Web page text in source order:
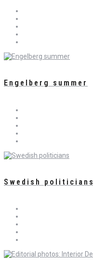
Engelberg summer
Swedish politicians